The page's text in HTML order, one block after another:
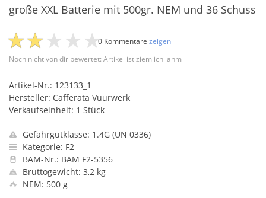
große XXL Batterie mit 500gr. NEM und 36 Schuss
Noch nicht von dir bewertet: Artikel ist ziemlich lahm
0 Kommentare zeigen
Artikel-Nr.: 123133_1
Hersteller: Cafferata Vuurwerk
Verkaufseinheit: 1 Stück
Gefahrgutklasse: 1.4G (UN 0336)
Kategorie: F2
BAM-Nr.: BAM F2-5356
Bruttogewicht: 3,2 kg
NEM: 500 g